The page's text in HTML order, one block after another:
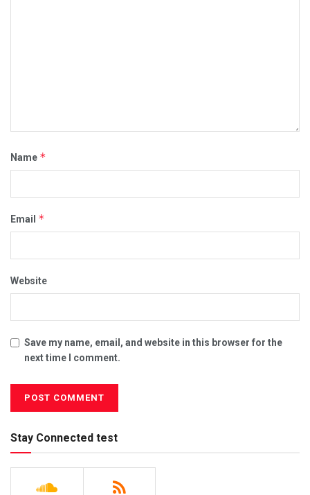
Name *
Email *
Website
Save my name, email, and website in this browser for the
next time I comment.
Stay Connected test